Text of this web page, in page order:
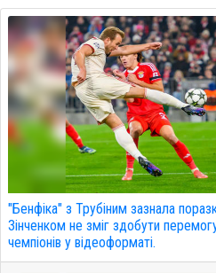
"Бенфіка" з Трубіним зазнала
Зінченком не зміг здобути
чемпіонів у відеоформаті.